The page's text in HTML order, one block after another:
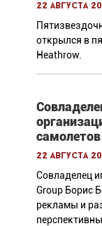
22 августа
открылся в
Heathrow.
самолетов
22 августа
Совладелец
Group Борис
рекламы и